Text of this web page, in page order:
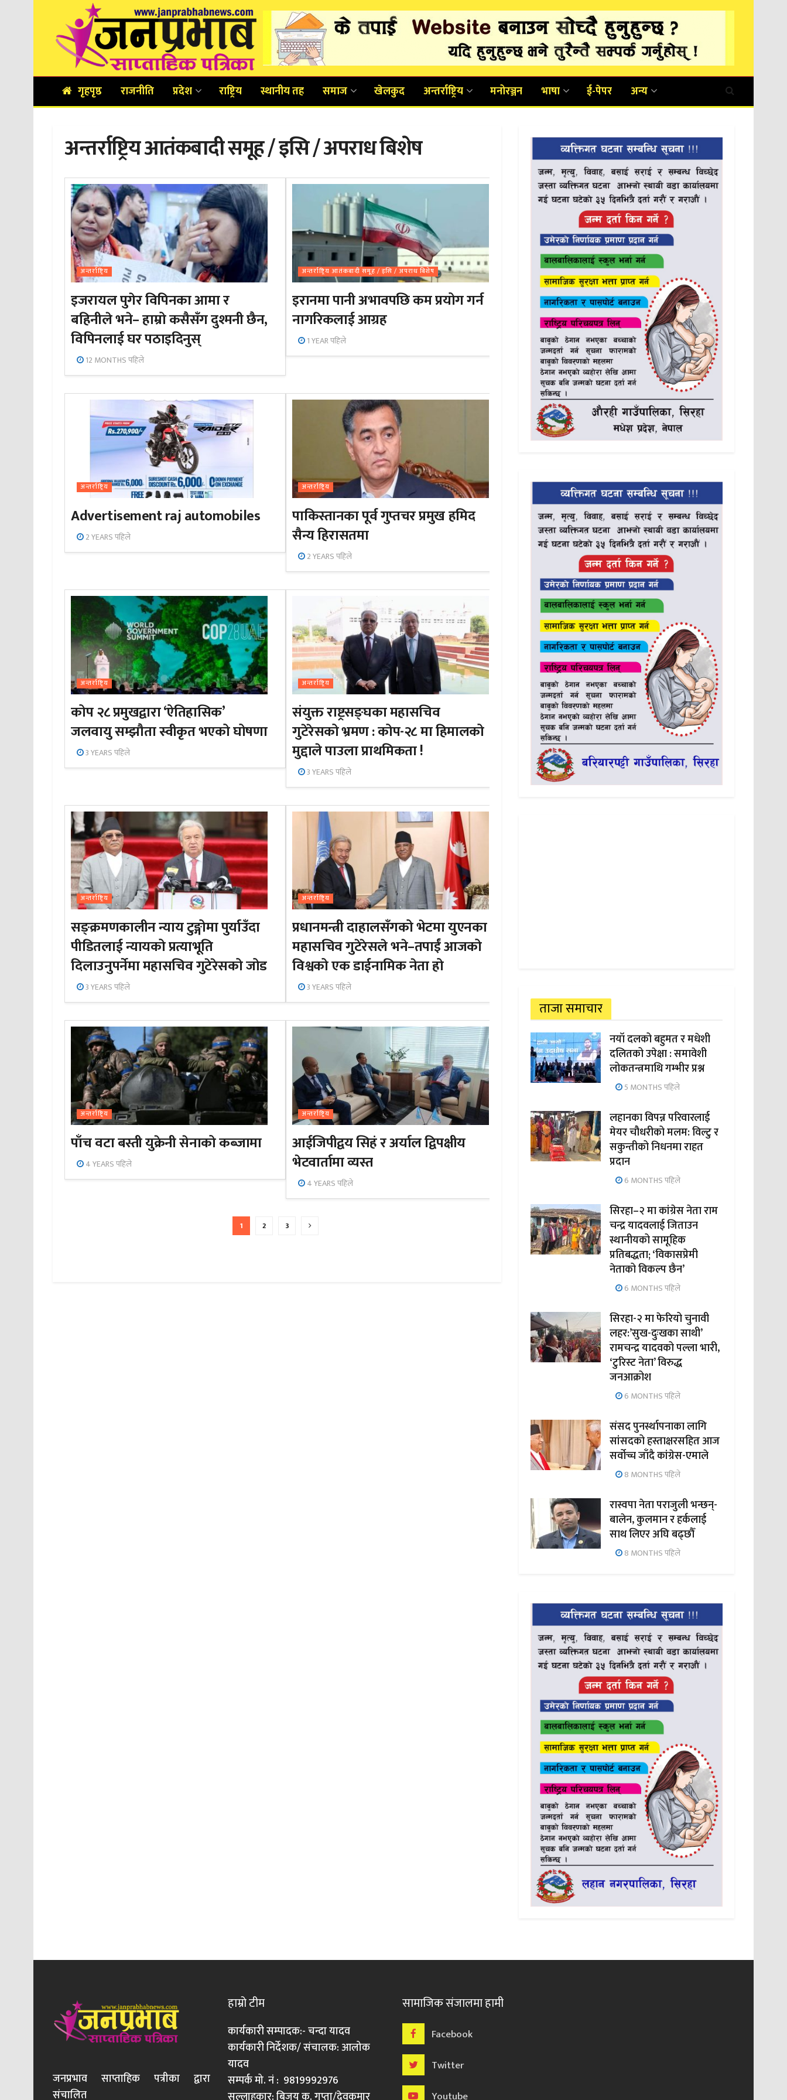
गृहपृष्ठ राजनीति प्रदेश राष्ट्रिय स्थानीय तह समाज खेलकुद अन्तर्राष्ट्रिय मनोरञ्जन भाषा ई-पेपर अन्य
अन्तर्राष्ट्रिय आतंकबादी समूह / इसि / अपराध बिशेष
अन्तर्राष्ट्रिय
इजरायल पुगेर विपिनका आमा र
बहिनीले भने– हाम्रो कसैसँग दुश्मनी छैन,
विपिनलाई घर पठाइदिनुस्
12 MONTHS पहिले
अन्तर्राष्ट्रिय आतंकबादी समूह / इसि / अपराध बिशेष
इरानमा पानी अभावपछि कम प्रयोग गर्न
नागरिकलाई आग्रह
1 YEAR पहिले
अन्तर्राष्ट्रिय
Advertisement raj automobiles
2 YEARS पहिले
अन्तर्राष्ट्रिय
पाकिस्तानका पूर्व गुप्तचर प्रमुख हमिद
सैन्य हिरासतमा
2 YEARS पहिले
अन्तर्राष्ट्रिय
कोप २८ प्रमुखद्वारा ‘ऐतिहासिक’
जलवायु सम्झौता स्वीकृत भएको घोषणा
3 YEARS पहिले
अन्तर्राष्ट्रिय
संयुक्त राष्ट्रसङ्घका महासचिव
गुटेरेसको भ्रमण : कोप-२८ मा हिमालको
मुद्दाले पाउला प्राथमिकता !
3 YEARS पहिले
अन्तर्राष्ट्रिय
सङ्क्रमणकालीन न्याय टुङ्गोमा पुर्याउँदा
पीडितलाई न्यायको प्रत्याभूति
दिलाउनुपर्नेमा महासचिव गुटेरेसको जोड
3 YEARS पहिले
अन्तर्राष्ट्रिय
प्रधानमन्त्री दाहालसँगको भेटमा युएनका
महासचिव गुटेरेसले भने–तपाईं आजको
विश्वको एक डाईनामिक नेता हो
3 YEARS पहिले
अन्तर्राष्ट्रिय
पाँच वटा बस्ती युक्रेनी सेनाको कब्जामा
4 YEARS पहिले
अन्तर्राष्ट्रिय
आईजिपीद्वय सिहं र अर्याल द्विपक्षीय
भेटवार्तामा व्यस्त
4 YEARS पहिले
1 2 3
ताजा समाचार
नयाँ दलको बहुमत र मधेशी
दलितको उपेक्षा : समावेशी
लोकतन्त्रमाथि गम्भीर प्रश्न
5 MONTHS पहिले
लहानका विपन्न परिवारलाई
मेयर चौधरीको मलम: विल्टु र
सकुन्तीको निधनमा राहत
प्रदान
6 MONTHS पहिले
सिरहा–२ मा कांग्रेस नेता राम
चन्द्र यादवलाई जिताउन
स्थानीयको सामूहिक
प्रतिबद्धता; ‘विकासप्रेमी
नेताको विकल्प छैन’
6 MONTHS पहिले
सिरहा-२ मा फेरियो चुनावी
लहर:’सुख-दुःखका साथी’
रामचन्द्र यादवको पल्ला भारी,
‘टुरिस्ट नेता’ विरुद्ध
जनआक्रोश
6 MONTHS पहिले
संसद पुनर्स्थापनाका लागि
सांसदको हस्ताक्षरसहित आज
सर्वोच्च जाँदै कांग्रेस-एमाले
8 MONTHS पहिले
रास्वपा नेता पराजुली भन्छन्-
बालेन, कुलमान र हर्कलाई
साथ लिएर अघि बढ्छौँ
8 MONTHS पहिले
जनप्रभाव साप्ताहिक पत्रीका द्वारा
संचालित
हाम्रो टीम
कार्यकारी सम्पादक:- चन्दा यादव
कार्यकारी निर्देशक/ संचालक: आलोक
यादव
सम्पर्क मो. नं : 9819992976
सामाजिक संजालमा हामी
Facebook
Twitter
Youtube